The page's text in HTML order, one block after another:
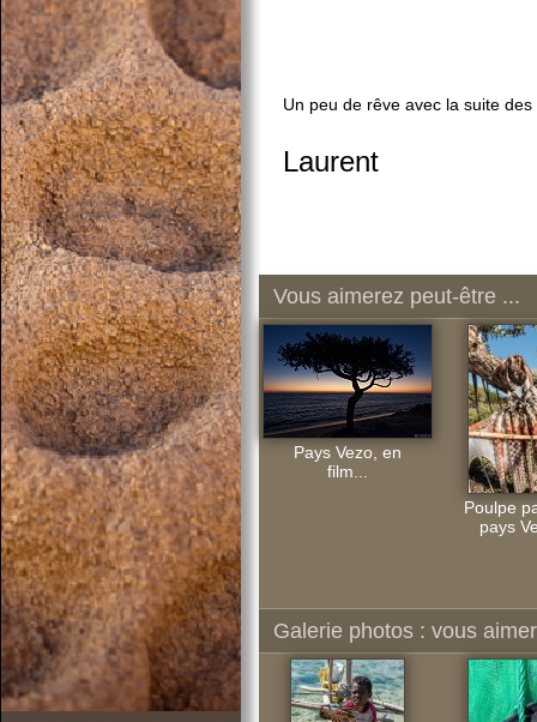
Un peu de rêve avec la suite
Laurent
Vous aimerez peut-être ...
Pays Vezo, en
film...
Poulpe
pays
Galerie photos : vous